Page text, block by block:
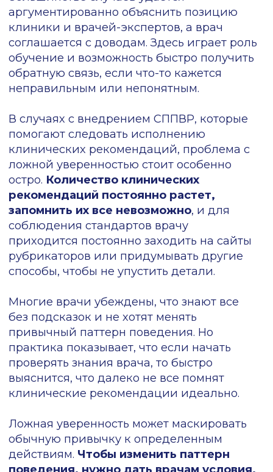
Позже мы добавили систему
ввели рейтинг врачей по
итогам проверок протоколов. Те, кто
набирал выше среднего балла за месяц,
получали дополнительную прибавку к
зарплате. Помимо премии сработала и
геймификация — некоторым стало важно
значимый эффект.
Система работала так:
максимальный рейтинг
протокола составлял 100 баллов,
и мыустановили планку на
достижение которого
назначалась премия. Позже
пришлось поднять планку
подняли до 95 баллов — многие
рубеж, и бюджет на выплаты
итоге мыперешли от
фиксированного порога к
системе «топ-лучших»: премию
получали те, кто попадал в эту
категорию, потому что качество
ведения карт заметно
В целом это дало хороший результат, но
которых не волновало отсутствие премии.
Им было комфортно в текущих условиях, и
дополнительный заработок их не
мотивировал.